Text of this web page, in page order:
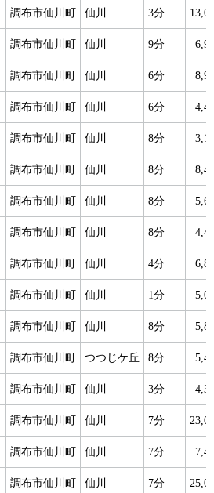
調布市仙川町 仙川 3分
調布市仙川町 仙川 9分
調布市仙川町 仙川 6分
調布市仙川町 仙川 6分
調布市仙川町 仙川 8分
調布市仙川町 仙川 8分
調布市仙川町 仙川 8分
調布市仙川町 仙川 8分
調布市仙川町 仙川 4分
調布市仙川町 仙川 1分
調布市仙川町 仙川 8分
調布市仙川町 つつじケ丘 8分
調布市仙川町 仙川 3分
調布市仙川町 仙川 7分
調布市仙川町 仙川 7分
調布市仙川町 仙川 7分